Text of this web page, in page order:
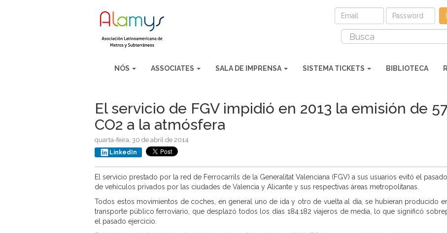
NÓS ASSOCIATES SALA DE IMPRENSA SISTEMA TICKETS BIBLIOTECA
El servicio de FGV impidió en 2013 la emisión de
CO2 a la atmósfera
quarta-feira, 30 de abril de 2014
LinkedIn
El servicio prestado por la red de Ferrocarrils de la Generalitat Valenciana (FGV) a sus usuarios evitó el
de vehículos privados por las ciudades de Valencia y Alicante y sus respectivas áreas metropolitanas.
Todos estos movimientos de coches, en general uno de ida y otro de vuelta al día, se hubieran producido
transporte público ferroviario, que desplazó todos los días 184.182 viajeros de media, lo que significó
el pasado ejercicio.